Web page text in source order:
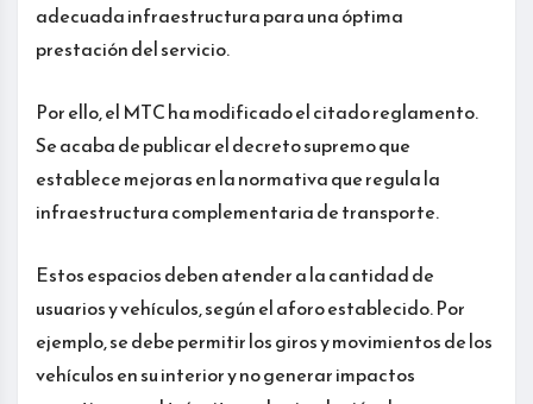
adecuada infraestructura para una óptima
prestación del servicio.
Por ello, el MTC ha modificado el citado reglamento.
Se acaba de publicar el decreto supremo que
establece mejoras en la normativa que regula la
infraestructura complementaria de transporte.
Estos espacios deben atender a la cantidad de
usuarios y vehículos, según el aforo establecido. Por
ejemplo, se debe permitir los giros y movimientos de los
vehículos en su interior y no generar impactos